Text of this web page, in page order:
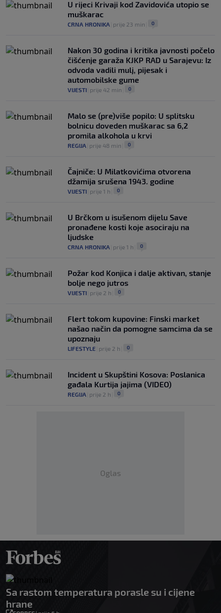
više
U rijeci Krivaji kod Zavidovića utopio se
muškarac
CRNA HRONIKA prije 23 min 0
Nakon 30 godina i kritika javnosti počelo
čišćenje garaža KJKP RAD u Sarajevu: Iz
odvoda vadili mulj, pijesak i
automobilske gume
VIJESTI prije 42 min 0
Malo se (pre)više popilo: U splitsku
bolnicu doveden muškarac sa 6,2
promila alkohola u krvi
REGIJA prije 48 min 0
Čajniče: U Milatkovićima otvorena
džamija srušena 1943. godine
VIJESTI prije 1 h 0
U Brčkom u isušenom dijelu Save
pronađene kosti koje asociraju na
ljudske
CRNA HRONIKA prije 1 h 0
Požar kod Konjica i dalje aktivan, stanje
bolje nego jutros
VIJESTI prije 2 h 0
Flert tokom kupovine: Finski market
našao način da pomogne samcima da se
upoznaju
LIFESTYLE prije 2 h 0
Incident u Skupštini Kosova: Poslanica
gađala Kurtija jajima (VIDEO)
REGIJA prije 2 h 0
Oglas
Sa rastom temperatura porasle su i cijene
hrane